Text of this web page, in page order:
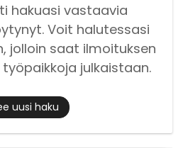
hakuasi vastaavia
Voit halutessasi
jolloin saat ilmoituksen
julkaistaan.
uusi haku